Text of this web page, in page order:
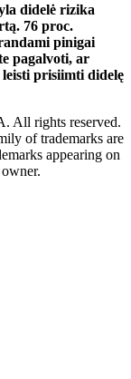
didelė rizika
76 proc.
pinigai
pagalvoti, ar
prisiimti didelę
All rights reserved.
of trademarks are
appearing on